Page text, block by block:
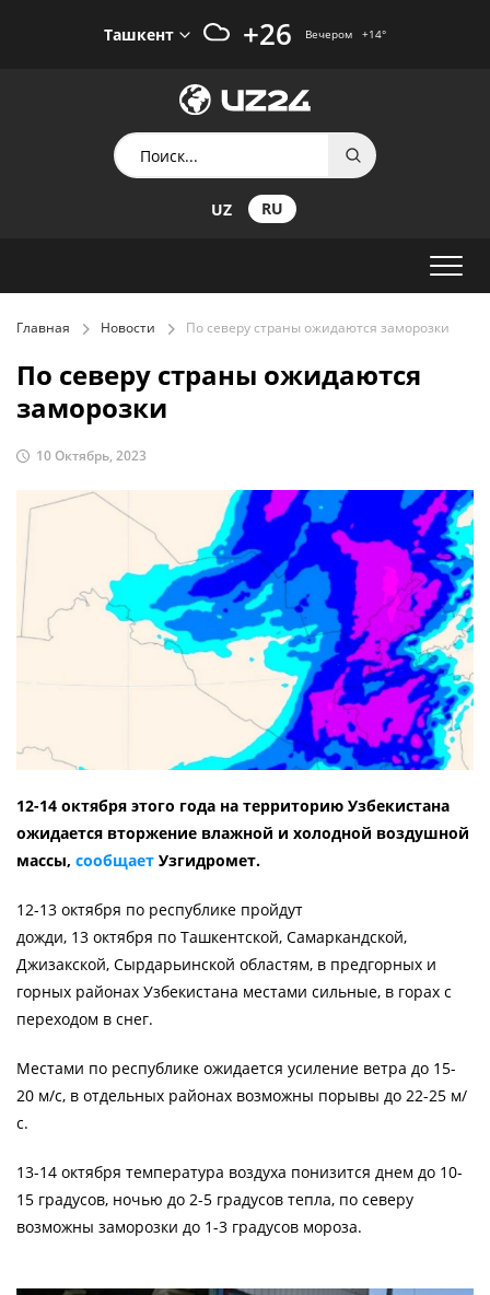
Ташкент +26 Вечером +14°
UZ RU
Главная Новости По северу страны ожидаются заморозки
По северу страны ожидаются
заморозки
10 Октябрь, 2023
12-14 октября этого года на территорию Узбекистана
ожидается вторжение влажной и холодной воздушной
массы, сообщает Узгидромет.
12-13 октября по республике пройдут
дожди, 13 октября по Ташкентской, Самаркандской,
Джизакской, Сырдарьинской областям, в предгорных и
горных районах Узбекистана местами сильные, в горах с
переходом в снег.
Местами по республике ожидается усиление ветра до 15-
20 м/с, в отдельных районах возможны порывы до 22-25 м/
с.
13-14 октября температура воздуха понизится днем до 10-
15 градусов, ночью до 2-5 градусов тепла, по северу
возможны заморозки до 1-3 градусов мороза.